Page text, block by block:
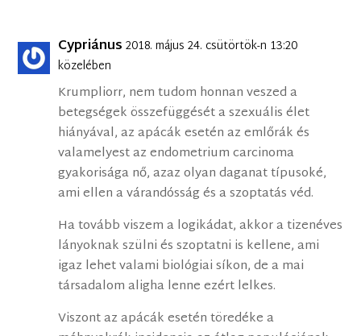
Cypriánus 2018. május 24. csütörtök-n 13:20
közelében
Krumpliorr, nem tudom honnan veszed a
betegségek összefüggését a szexuális élet
hiányával, az apácák esetén az emlőrák és
valamelyest az endometrium carcinoma
gyakorisága nő, azaz olyan daganat típusoké,
ami ellen a várandósság és a szoptatás véd.
Ha tovább viszem a logikádat, akkor a tizenéves
lányoknak szülni és szoptatni is kellene, ami
igaz lehet valami biológiai síkon, de a mai
társadalom aligha lenne ezért lelkes.
Viszont az apácák esetén töredéke a